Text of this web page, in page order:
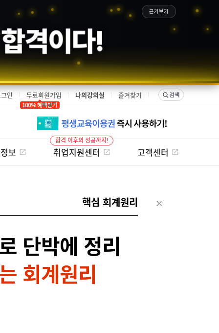
합격이다!
근거보기
인 무료회원가입 나의강의실 즐겨찾기
보 취업지원센터
합격 이후의 성공까지!
고객센터
핵심 회계원리
단박에 정리
회계원리